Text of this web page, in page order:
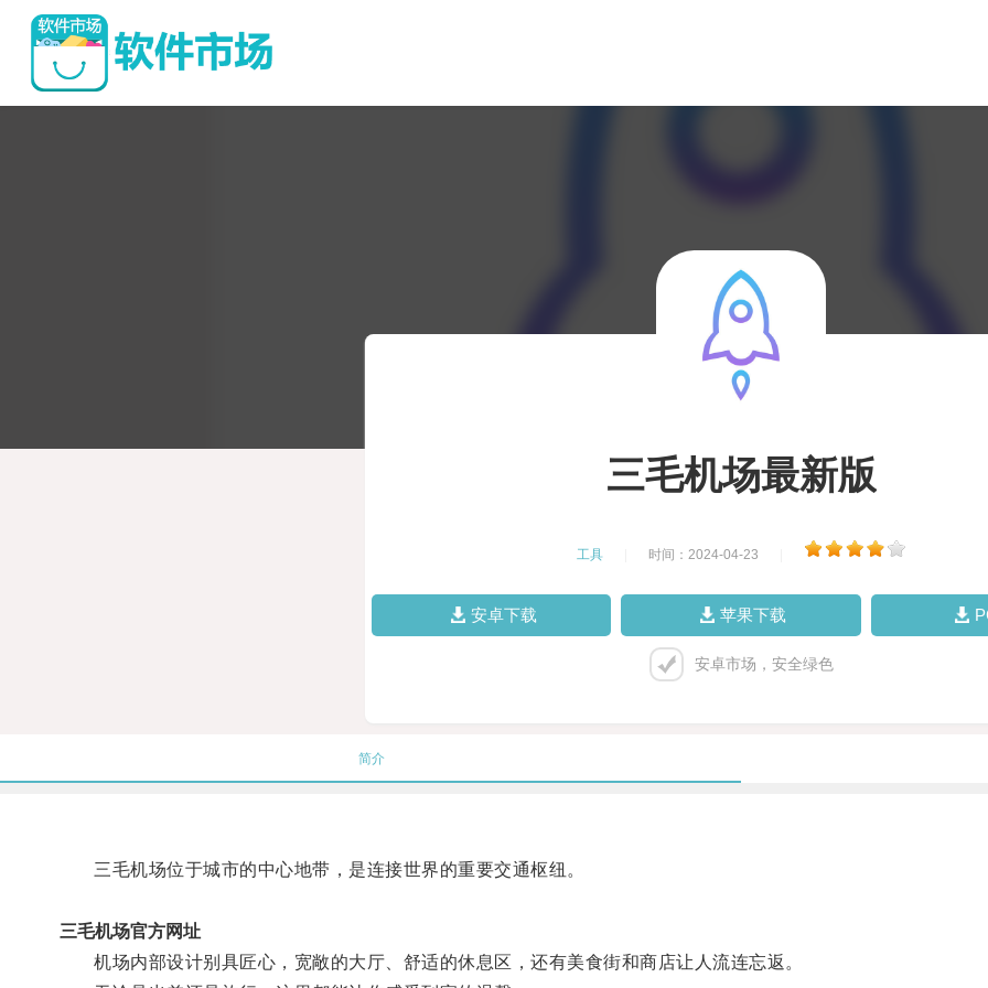
三毛机场最新版
工具 时间：2024-04-23
安卓下载 苹果下载
安卓市场，安全绿色
简介
三毛机场位于城市的中心地带，是连接世界的重要交通枢纽。
三毛机场官方网址
机场内部设计别具匠心，宽敞的大厅、舒适的休息区，还有美食街和商店让人流连忘返。